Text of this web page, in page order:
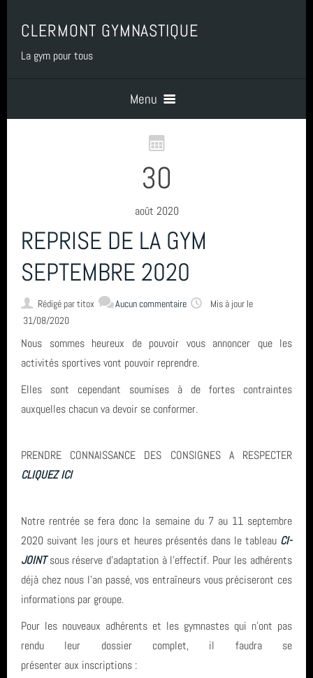
CLERMONT GYMNASTIQUE
La gym pour tous
Menu
Accueil
BENEVOLAT
COTISATIONS
CONTACT & LIENS UTILES
ACCES BUREAU
Catégories
Infos générales (24)
GRS (1)
FETE DE LA GYM 2026
FINALE NATIONALE UFOLEP 2026
Gymnastique Rythmique - Nos équipes en compétition
Assemblée Générale
Inscriptions saison 2025-2026
Mots clés
GRS
vidéo
Clermont-Ferrand
Derniers commentaires
Archives
30
août 2020
REPRISE DE LA GYM
SEPTEMBRE 2020
Rédigé partitox Aucun commentaire
Mis à jour le
31/08/2020
Nous sommes heureux de pouvoir vous annoncer que les
activités sportives vont pouvoir reprendre.
Elles sont cependant soumises à de fortes contraintes
auxquelles chacun va devoir se conformer.
PRENDRE CONNAISSANCE DES CONSIGNES A RESPECTER
CLIQUEZ ICI
Notre rentrée se fera donc la semaine du 7 au 11 septembre
2020 suivant les jours et heures présentés dans le tableau CI-
JOINT sous réserve d'adaptation à l'effectif. Pour les adhérents
déjà chez nous l'an passé, vos entraîneurs vous préciseront ces
informations par groupe.
Pour les nouveaux adhérents et les gymnastes qui n'ont pas
rendu leur dossier complet, il faudra se
présenter aux inscriptions :